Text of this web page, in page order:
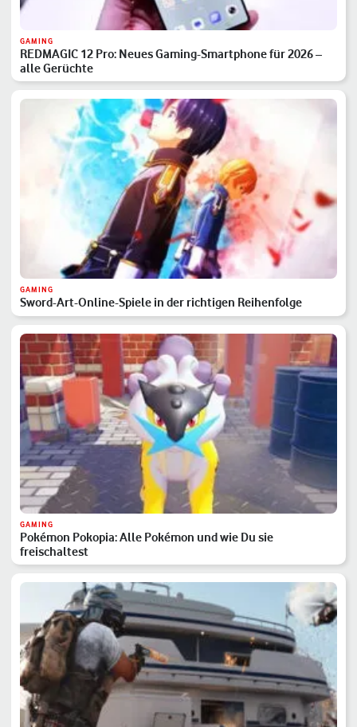
GAMING
REDMAGIC 12 Pro: Neues Gaming-Smartphone für 2026 –
alle Gerüchte
GAMING
Sword-Art-Online-Spiele in der richtigen Reihenfolge
GAMING
Pokémon Pokopia: Alle Pokémon und wie Du sie
freischaltest